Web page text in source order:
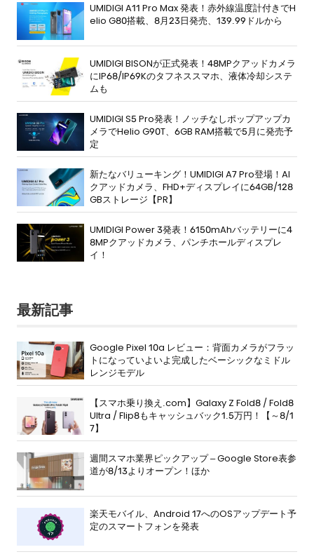
UMIDIGI A11 Pro Max 発表！赤外線温度計付きでH
elio G80搭載、8月23日発売、139.99ドルから
UMIDIGI BISONが正式発表！48MPクアッドカメラ
にIP68/IP69Kのタフネススマホ、液体冷却システ
ムも
UMIDIGI S5 Pro発表！ノッチなしポップアップカ
メラでHelio G90T、6GB RAM搭載で5月に発売予
定
新たなバリューキング！UMIDIGI A7 Pro登場！AI
クアッドカメラ、FHD+ディスプレイに64GB/128
GBストレージ【PR】
UMIDIGI Power 3発表！6150mAhバッテリーに4
8MPクアッドカメラ、パンチホールディスプレ
イ！
最新記事
Google Pixel 10a レビュー：背面カメラがフラッ
トになっていよいよ完成したベーシックなミドル
レンジモデル
【スマホ乗り換え.com】Galaxy Z Fold8 / Fold8
Ultra / Flip8もキャッシュバック1.5万円！【～8/1
7】
週間スマホ業界ピックアップ – Google Store表参
道が8/13よりオープン！ほか
楽天モバイル、Android 17へのOSアップデート予
定のスマートフォンを発表